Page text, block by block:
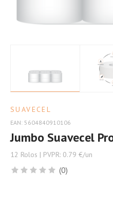
SUAVECEL
EAN: 5604840910106
Jumbo Suavecel
12 Rolos | PVPR: 0.79 €/un
(0)
Setor
Industrial